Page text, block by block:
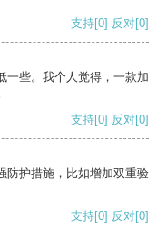
支持[0] 反对[0]
一些。我个人觉得，一款加
支持[0] 反对[0]
防护措施，比如增加双重验
支持[0] 反对[0]